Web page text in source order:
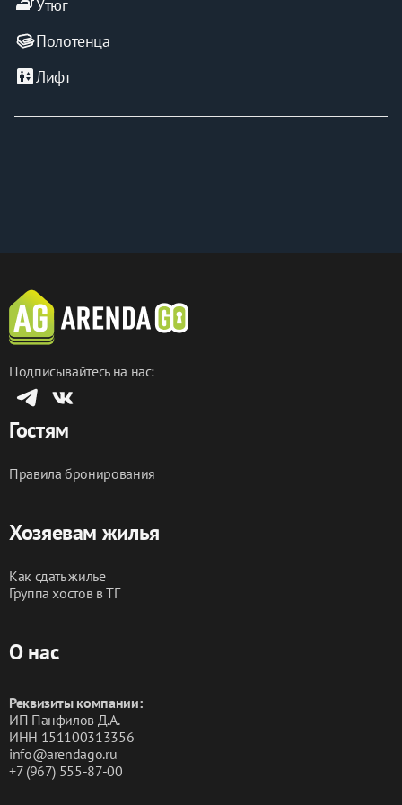
ironУтюг
Полотенца
elevatorЛифт
Подписывайтесь на нас:
Гостям
Правила бронирования
Хозяевам жилья
Как сдать жилье
Группа хостов в ТГ
О нас
Реквизиты компании:
ИП Панфилов Д.А.
ИНН 151100313356
info@arendago.ru
+7 (967) 555-87-00